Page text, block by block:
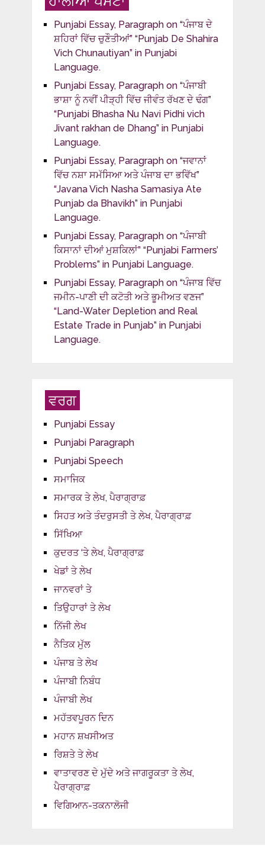
Punjabi Essay, Paragraph on “ਪੰਜਾਬ ਦੇ
ਸ਼ਹਿਰਾਂ ਵਿੱਚ ਚੁਣੌਤੀਆਂ” “Punjab De Shahira
Vich Chunautiyan” in Punjabi
Language.
Punjabi Essay, Paragraph on “ਪੰਜਾਬੀ
ਭਾਸ਼ਾ ਨੂੰ ਨਵੀਂ ਪੀੜ੍ਹੀ ਵਿੱਚ ਜੀਵੰਤ ਰੱਖਣ ਦੇ ਢੰਗ”
“Punjabi Bhasha Nu Navi Pidhi vich
Jivant rakhan de Dhang” in Punjabi
Language.
Punjabi Essay, Paragraph on “ਜਵਾਨਾਂ
ਵਿੱਚ ਨਸ਼ਾ ਸਮੱਸਿਆ ਅਤੇ ਪੰਜਾਬ ਦਾ ਭਵਿੱਖ”
“Javana Vich Nasha Samasiya Ate
Punjab da Bhavikh” in Punjabi
Language.
Punjabi Essay, Paragraph on “ਪੰਜਾਬੀ
ਕਿਸਾਨਾਂ ਦੀਆਂ ਮੁਸ਼ਕਿਲਾਂ” “Punjabi Farmers’
Problems” in Punjabi Language.
Punjabi Essay, Paragraph on “ਪੰਜਾਬ ਵਿੱਚ
ਜਮੀਨ-ਪਾਣੀ ਦੀ ਕਟੋਤੀ ਅਤੇ ਭੂਮੀਅਤ ਵਣਜ”
“Land-Water Depletion and Real
Estate Trade in Punjab” in Punjabi
Language.
ਵਰਗ
Punjabi Essay
Punjabi Paragraph
Punjabi Speech
ਸਮਾਜਿਕ
ਸਮਾਰਕ ਤੇ ਲੇਖ, ਪੈਰਾਗ੍ਰਾਫ਼
ਸਿਹਤ ਅਤੇ ਤੰਦਰੁਸਤੀ ਤੇ ਲੇਖ, ਪੈਰਾਗ੍ਰਾਫ਼
ਸਿੱਖਿਆ
ਕੁਦਰਤ ‘ਤੇ ਲੇਖ, ਪੈਰਾਗ੍ਰਾਫ਼
ਖੇਡਾਂ ਤੇ ਲੇਖ
ਜਾਨਵਰਾਂ ਤੇ
ਤਿਉਹਾਰਾਂ ਤੇ ਲੇਖ
ਨਿੱਜੀ ਲੇਖ
ਨੈਤਿਕ ਮੁੱਲ
ਪੰਜਾਬ ਤੇ ਲੇਖ
ਪੰਜਾਬੀ ਨਿਬੰਧ
ਪੰਜਾਬੀ ਲੇਖ
ਮਹੱਤਵਪੂਰਨ ਦਿਨ
ਮਹਾਨ ਸ਼ਖਸੀਅਤ
ਰਿਸ਼ਤੇ ਤੇ ਲੇਖ
ਵਾਤਾਵਰਣ ਦੇ ਮੁੱਦੇ ਅਤੇ ਜਾਗਰੂਕਤਾ ਤੇ ਲੇਖ,
ਪੈਰਾਗ੍ਰਾਫ਼
ਵਿਗਿਆਨ-ਤਕਨਾਲੋਜੀ